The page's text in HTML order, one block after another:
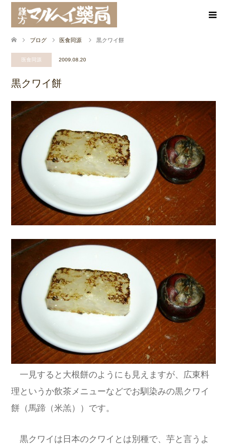
ブログ 医食同源 黒クワイ餅
医食同源 2009.08.20
黒クワイ餅
一見すると大根餅のようにも見えますが、広東料
理というか飲茶メニューなどでお馴染みの黒クワイ
餅（馬蹄（米羔））です。
黒クワイは日本のクワイとは別種で、芋と言うよ